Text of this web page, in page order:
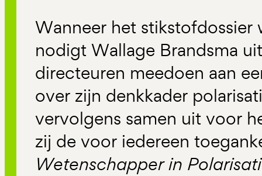
Wanneer het
nodigt Wallage Brandsma
directeuren meedoen aan
over zijn denkkader
vervolgens samen uit voor
zij de voor iedereen
Wetenschapper in